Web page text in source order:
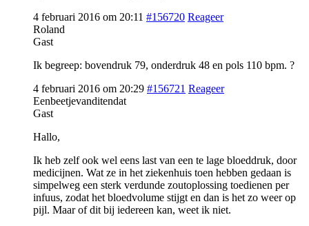
4 februari 2016 om 20:11 #156720 Reageer
Roland
Gast
Ik begreep: bovendruk 79, onderdruk 48 en pols 110 bpm. ?
4 februari 2016 om 20:29 #156721 Reageer
Eenbeetjevanditendat
Gast
Hallo,
Ik heb zelf ook wel eens last van een te lage bloeddruk, door
medicijnen. Wat ze in het ziekenhuis toen hebben gedaan is
simpelweg een sterk verdunde zoutoplossing toedienen per
infuus, zodat het bloedvolume stijgt en dan is het zo weer op
pijl. Maar of dit bij iedereen kan, weet ik niet.